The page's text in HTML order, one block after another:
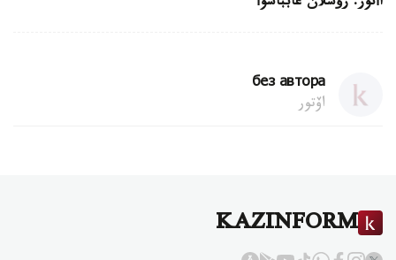
без автора
اۆتور
KAZINFORM